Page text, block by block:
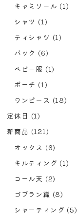
キャミソール (1)
シャツ (1)
ティシャツ (1)
バック (6)
ベビー服 (1)
ポーチ (1)
ワンピース (18)
定休日 (1)
新商品 (121)
オックス (6)
キルティング (1)
コール天 (2)
ゴブラン織 (8)
シャーティング (5)